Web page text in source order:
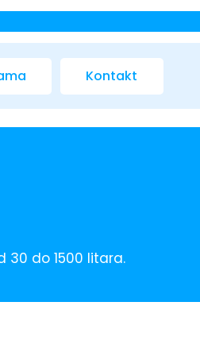
Kontakt
30 do 1500 litara.